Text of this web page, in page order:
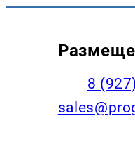
8